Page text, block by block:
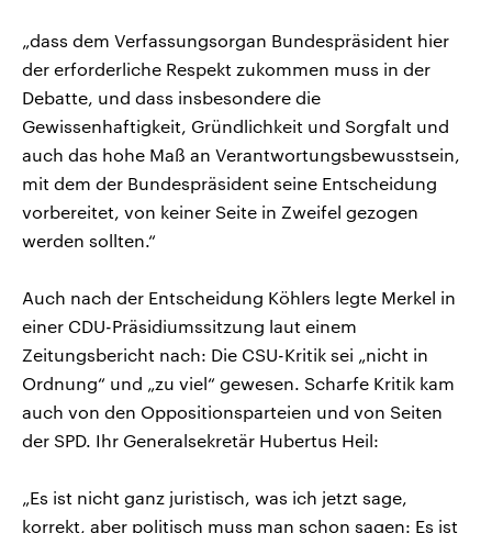
„dass dem Verfassungsorgan Bundespräsident hier
der erforderliche Respekt zukommen muss in der
Debatte, und dass insbesondere die
Gewissenhaftigkeit, Gründlichkeit und Sorgfalt und
auch das hohe Maß an Verantwortungsbewusstsein,
mit dem der Bundespräsident seine Entscheidung
vorbereitet, von keiner Seite in Zweifel gezogen
werden sollten.“
Auch nach der Entscheidung Köhlers legte Merkel in
einer CDU-Präsidiumssitzung laut einem
Zeitungsbericht nach: Die CSU-Kritik sei „nicht in
Ordnung“ und „zu viel“ gewesen. Scharfe Kritik kam
auch von den Oppositionsparteien und von Seiten
der SPD. Ihr Generalsekretär Hubertus Heil:
„Es ist nicht ganz juristisch, was ich jetzt sage,
korrekt, aber politisch muss man schon sagen: Es ist